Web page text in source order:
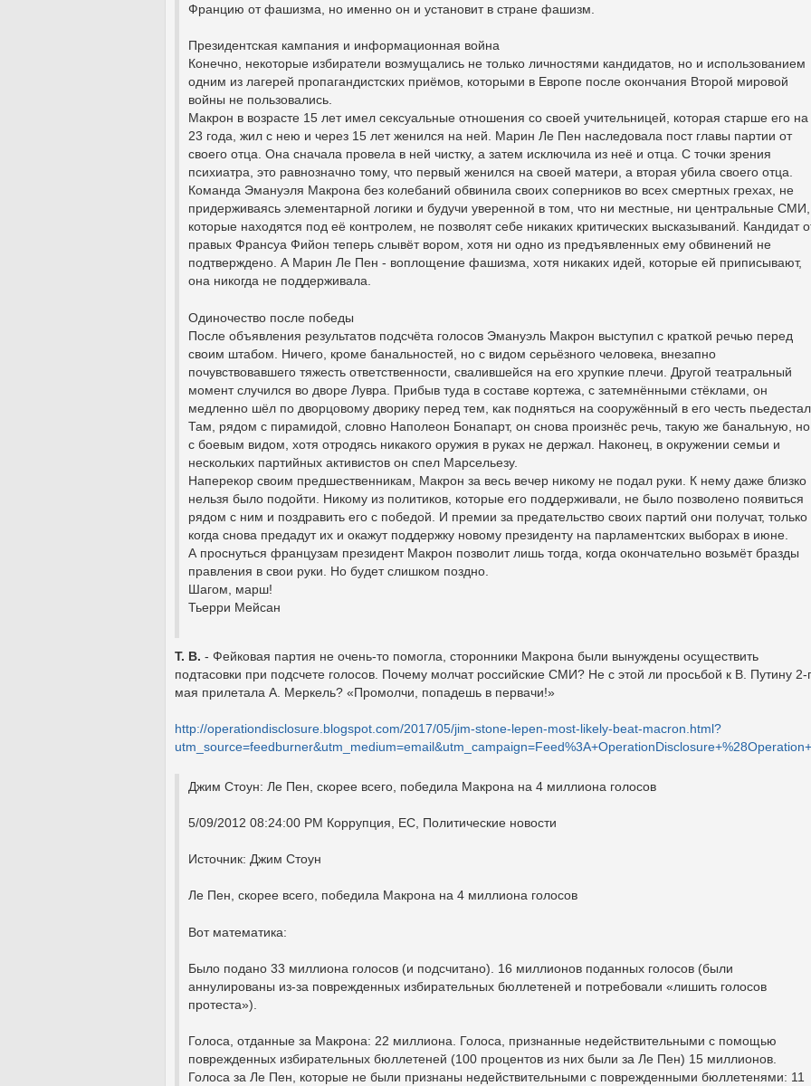
Францию от фашизма, но именно он и установит в стране фашизм.
Президентская кампания и информационная война
Конечно, некоторые избиратели возмущались не только личностями кандидатов, но и использованием
одним из лагерей пропагандистских приёмов, которыми в Европе после окончания Второй мировой
войны не пользовались.
Макрон в возрасте 15 лет имел сексуальные отношения со своей учительницей, которая старше его на
23 года, жил с нею и через 15 лет женился на ней. Марин Ле Пен наследовала пост главы партии от
своего отца. Она сначала провела в ней чистку, а затем исключила из неё и отца. С точки зрения
психиатра, это равнозначно тому, что первый женился на своей матери, а вторая убила своего отца.
Команда Эмануэля Макрона без колебаний обвинила своих соперников во всех смертных грехах, не
придерживаясь элементарной логики и будучи уверенной в том, что ни местные, ни центральные СМИ,
которые находятся под её контролем, не позволят себе никаких критических высказываний. Кандидат
правых Франсуа Фийон теперь слывёт вором, хотя ни одно из предъявленных ему обвинений не
подтверждено. А Марин Ле Пен - воплощение фашизма, хотя никаких идей, которые ей приписывают,
она никогда не поддерживала.
Одиночество после победы
После объявления результатов подсчёта голосов Эмануэль Макрон выступил с краткой речью перед
своим штабом. Ничего, кроме банальностей, но с видом серьёзного человека, внезапно
почувствовавшего тяжесть ответственности, свалившейся на его хрупкие плечи. Другой театральный
момент случился во дворе Лувра. Прибыв туда в составе кортежа, с затемнёнными стёклами, он
медленно шёл по дворцовому дворику перед тем, как подняться на сооружённый в его честь
Там, рядом с пирамидой, словно Наполеон Бонапарт, он снова произнёс речь, такую же банальную, но
с боевым видом, хотя отродясь никакого оружия в руках не держал. Наконец, в окружении семьи и
нескольких партийных активистов он спел Марсельезу.
Наперекор своим предшественникам, Макрон за весь вечер никому не подал руки. К нему даже близко
нельзя было подойти. Никому из политиков, которые его поддерживали, не было позволено появиться
рядом с ним и поздравить его с победой. И премии за предательство своих партий они получат, только
когда снова предадут их и окажут поддержку новому президенту на парламентских выборах в июне.
А проснуться французам президент Макрон позволит лишь тогда, когда окончательно возьмёт бразды
правления в свои руки. Но будет слишком поздно.
Шагом, марш!
Тьерри Мейсан
Т. В. - Фейковая партия не очень-то помогла, сторонники Макрона были вынуждены осуществить
подтасовки при подсчете голосов. Почему молчат российские СМИ? Не с этой ли просьбой к В. Путину 2-
мая прилетала А. Меркель? «Промолчи, попадешь в первачи!»
http://operationdisclosure.blogspot.com/2017/05/jim-stone-lepen-most-likely-beat-macron.html?
Джим Стоун: Ле Пен, скорее всего, победила Макрона на 4 миллиона голосов
5/09/2012 08:24:00 PM Коррупция, ЕС, Политические новости
Источник: Джим Стоун
Ле Пен, скорее всего, победила Макрона на 4 миллиона голосов
Вот математика:
Было подано 33 миллиона голосов (и подсчитано). 16 миллионов поданных голосов (были
аннулированы из-за поврежденных избирательных бюллетеней и потребовали «лишить голосов
протеста»).
Голоса, отданные за Макрона: 22 миллиона. Голоса, признанные недействительными с помощью
поврежденных избирательных бюллетеней (100 процентов из них были за Ле Пен) 15 миллионов.
Голоса за Ле Пен, которые не были признаны недействительными с поврежденными бюллетенями: 11